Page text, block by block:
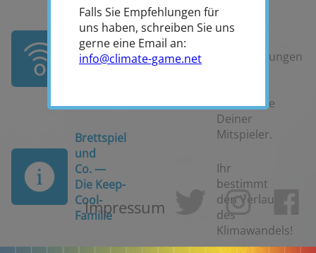
Impressum
Begleitmaterialien
bei Lehrer-
Brettspiel
und
Co. —
Die Keep-
Cool-
Familie
Klar ist:
Entscheidungen
ebenso die
Deiner
Mitspieler.
Ihr
bestimmt
den Verlauf
des
Klimawandels!
Falls Sie Empfehlungen für
uns haben, schreiben Sie uns
gerne eine Email an:
info@climate-game.net